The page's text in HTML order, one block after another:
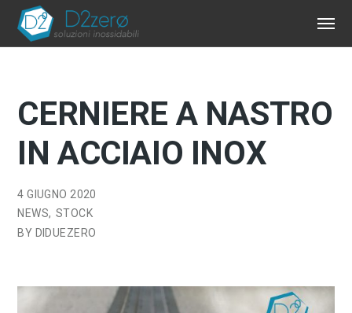
CERNIERE A NASTRO
IN ACCIAIO INOX
4 GIUGNO 2020
NEWS STOCK
BY DIDUEZERO